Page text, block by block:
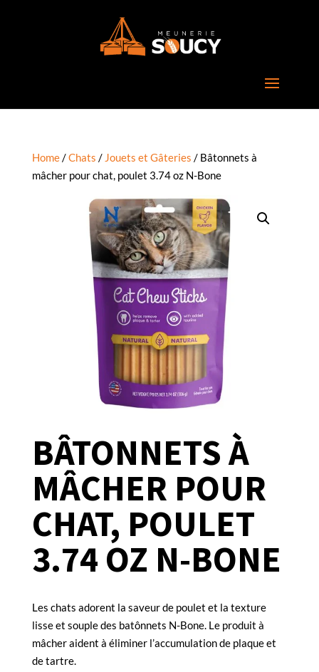
Home/Chats / Jouets et Gâteries / Bâtonnets à
mâcher pour chat, poulet 3.74 oz N-Bone
BÂTONNETS À
MÂCHER POUR
CHAT, POULET
3.74 OZ N-BONE
Les chats adorent la saveur de poulet et la texture
lisse et souple des batônnets N-Bone. Le produit à
mâcher aident à éliminer l’accumulation de plaque et
de tartre.